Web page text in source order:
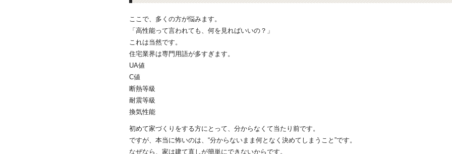
ここで、多くの方が悩みます。
「高性能って言われても、何を見ればいいの？」
これは当然です。
住宅業界は専門用語が多すぎます。
UA値
C値
断熱等級
耐震等級
換気性能
初めて家づくりをする方にとって、分からなくて当たり前です。
ですが、本当に怖いのは、“分からないまま何となく決めてしまうこと”です。
なぜなら、家は建て直しが簡単にできないからです。